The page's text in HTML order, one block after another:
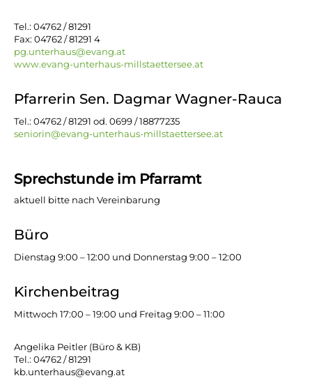
Tel.: 04762 / 81291
Fax: 04762 / 81291 4
pg.unterhaus@evang.at
www.evang-unterhaus-millstaettersee.at
Pfarrerin Sen. Dagmar Wagner-Rauca
Tel.: 04762 / 81291 od. 0699 / 18877235
seniorin@evang-unterhaus-millstaettersee.at
Sprechstunde im Pfarramt
aktuell bitte nach Vereinbarung
Büro
Dienstag 9:00 – 12:00 und Donnerstag 9:00 – 12:00
Kirchenbeitrag
Mittwoch 17:00 – 19:00 und Freitag 9:00 – 11:00
Angelika Peitler (Büro & KB)
Tel.: 04762 / 81291
kb.unterhaus@evang.at